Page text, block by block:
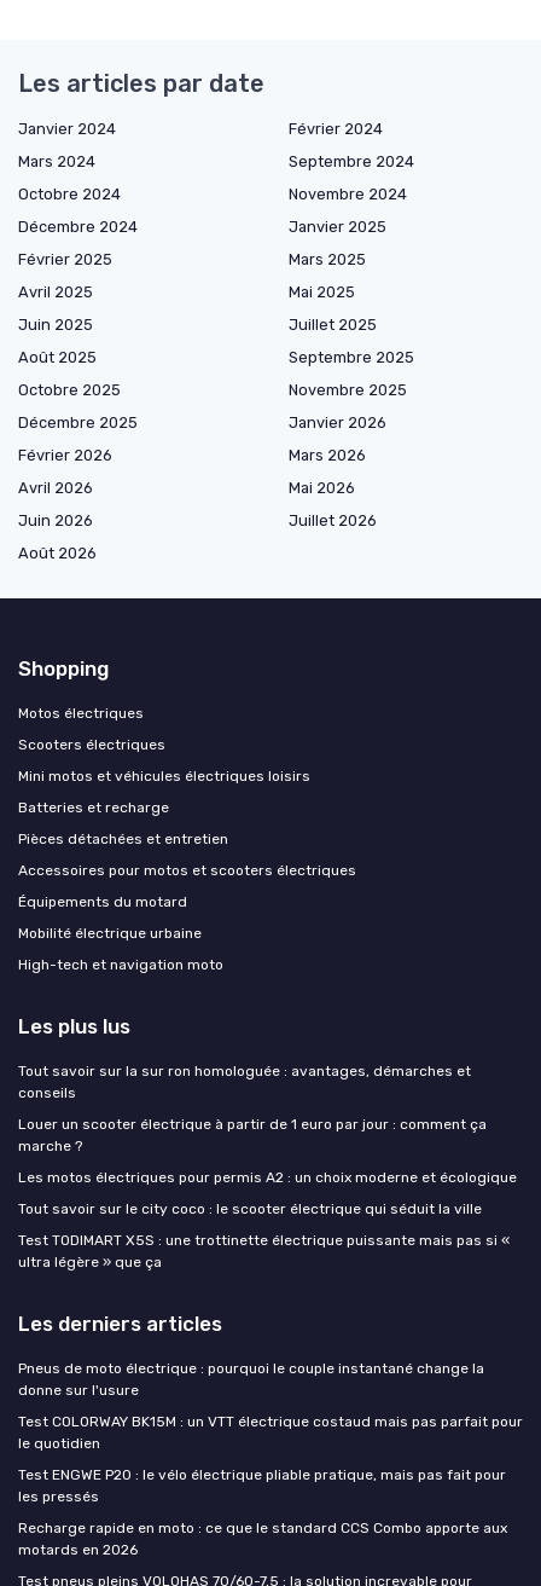
Les articles par date
Janvier 2024
Février 2024
Mars 2024
Septembre 2024
Octobre 2024
Novembre 2024
Décembre 2024
Janvier 2025
Février 2025
Mars 2025
Avril 2025
Mai 2025
Juin 2025
Juillet 2025
Août 2025
Septembre 2025
Octobre 2025
Novembre 2025
Décembre 2025
Janvier 2026
Février 2026
Mars 2026
Avril 2026
Mai 2026
Juin 2026
Juillet 2026
Août 2026
Shopping
Motos électriques
Scooters électriques
Mini motos et véhicules électriques loisirs
Batteries et recharge
Pièces détachées et entretien
Accessoires pour motos et scooters électriques
Équipements du motard
Mobilité électrique urbaine
High-tech et navigation moto
Les plus lus
Tout savoir sur la sur ron homologuée : avantages, démarches et
conseils
Louer un scooter électrique à partir de 1 euro par jour : comment ça
marche ?
Les motos électriques pour permis A2 : un choix moderne et écologique
Tout savoir sur le city coco : le scooter électrique qui séduit la ville
Test TODIMART X5S : une trottinette électrique puissante mais pas si «
ultra légère » que ça
Les derniers articles
Pneus de moto électrique : pourquoi le couple instantané change la
donne sur l'usure
Test COLORWAY BK15M : un VTT électrique costaud mais pas parfait pour
le quotidien
Test ENGWE P20 : le vélo électrique pliable pratique, mais pas fait pour
les pressés
Recharge rapide en moto : ce que le standard CCS Combo apporte aux
motards en 2026
Test pneus pleins VOLOHAS 70/60-7,5 : la solution increvable pour